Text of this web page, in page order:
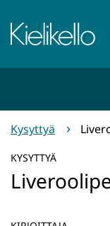
sisältöön
Etusivu
Kysyttyä
KYSYTTYÄ